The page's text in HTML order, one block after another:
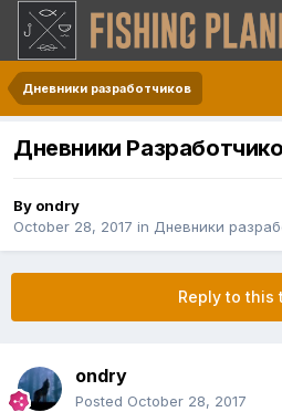
Дневники разработчиков
Дневники
By ondry
October 28, 2017 in Дневники
Reply to this
ondry
Posted October 28, 2017